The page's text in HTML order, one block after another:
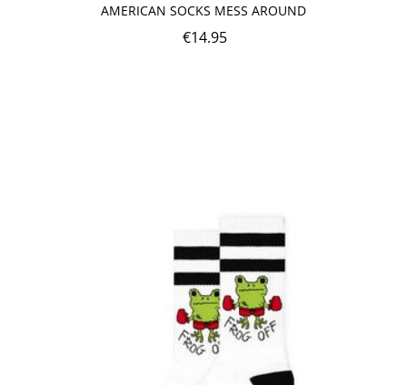
AMERICAN SOCKS MESS AROUND
€14.95